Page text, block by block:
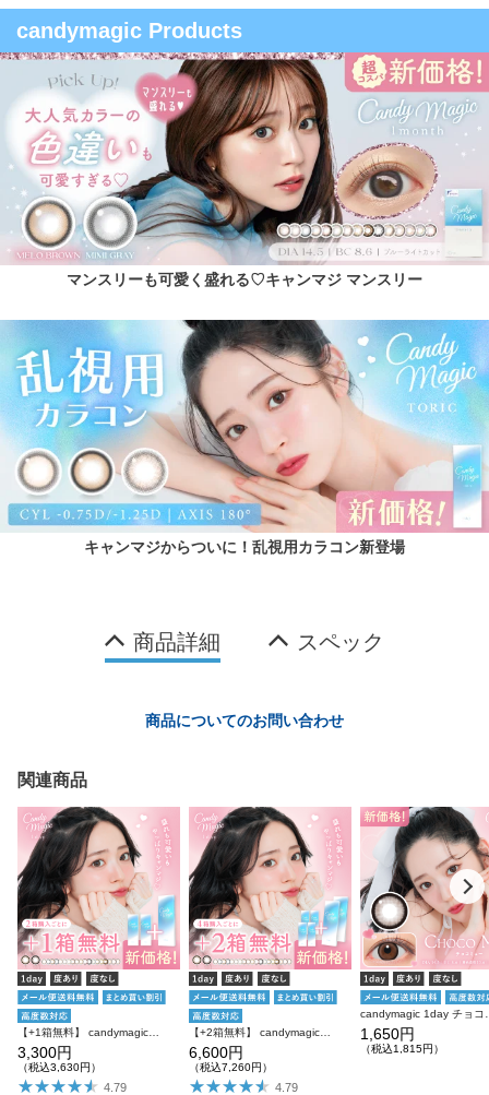
candymagic Products
マンスリーも可愛く盛れる♡キャンマジ マンスリー
キャンマジからついに！乱視用カラコン新登場
商品詳細 スペック
商品についてのお問い合わせ
関連商品
3,300円
（税込3,630円）
4.79
6,600円
（税込7,260円）
4.79
1,650円
（税込1,815円）